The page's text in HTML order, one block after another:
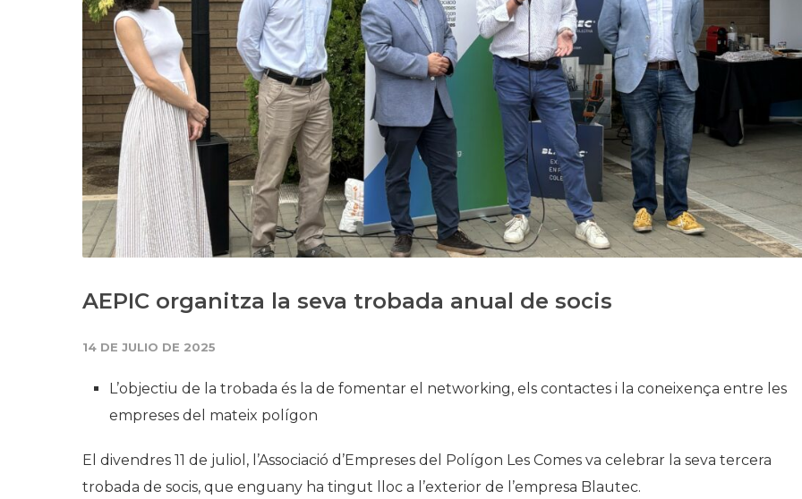
Sociedad Barcelonesa de
Económicos y Sociales
Organizaciones
Conoce más
Historia
Galería de Presidentes
Biblioteca Archivo
Sede Social
AEPIC organitza la seva trobada anual de socis
14 DE JULIO DE 2025
L’objectiu de la trobada és la de fomentar el networking, els contactes i la coneixença entre les
empreses del mateix polígon
El divendres 11 de juliol, l’Associació d’Empreses del Polígon Les Comes va celebrar la seva tercera
trobada de socis, que enguany ha tingut lloc a l’exterior de l’empresa Blautec.